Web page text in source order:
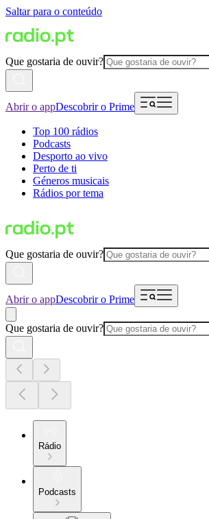
Saltar para o conteúdo
Que gostaria de ouvir?
Abrir o appDescobrir o Prime
Top 100 rádios
Podcasts
Desporto ao vivo
Perto de ti
Géneros musicais
Rádios por tema
Que gostaria de ouvir?
Abrir o appDescobrir o Prime
Que gostaria de ouvir?
Rádio
Podcasts